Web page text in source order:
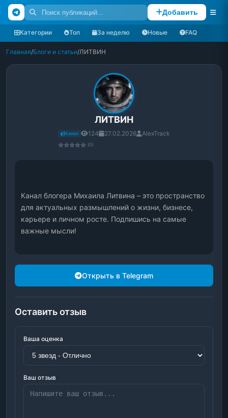
Добавить
Категории Топ За неделю Новые FAQ
Главная/Блоги и статьи/ЛИТВИН
ЛИТВИН
Канал 124 27.02.2026 AlexTrack
(0)
Канал блогера Михаила Литвина – это пространство
для актуальных размышлений о жизни, бизнесе,
карьере и личном росте. Подпишись на самые
важные мысли!
Открыть в Telegram
Оставить отзыв
Ваша оценка
Ваш отзыв